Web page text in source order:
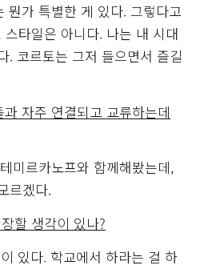
뭔가 특별한 게 있다. 그렇다고
타일은 아니다. 나는 내 시대
. 코르토는 그저 들으면서 즐길
자주 연결되고 교류하는데
미르카노프와 함께해봤는데,
르겠다.
할 생각이 있나?
있다. 학교에서 하라는 걸 하